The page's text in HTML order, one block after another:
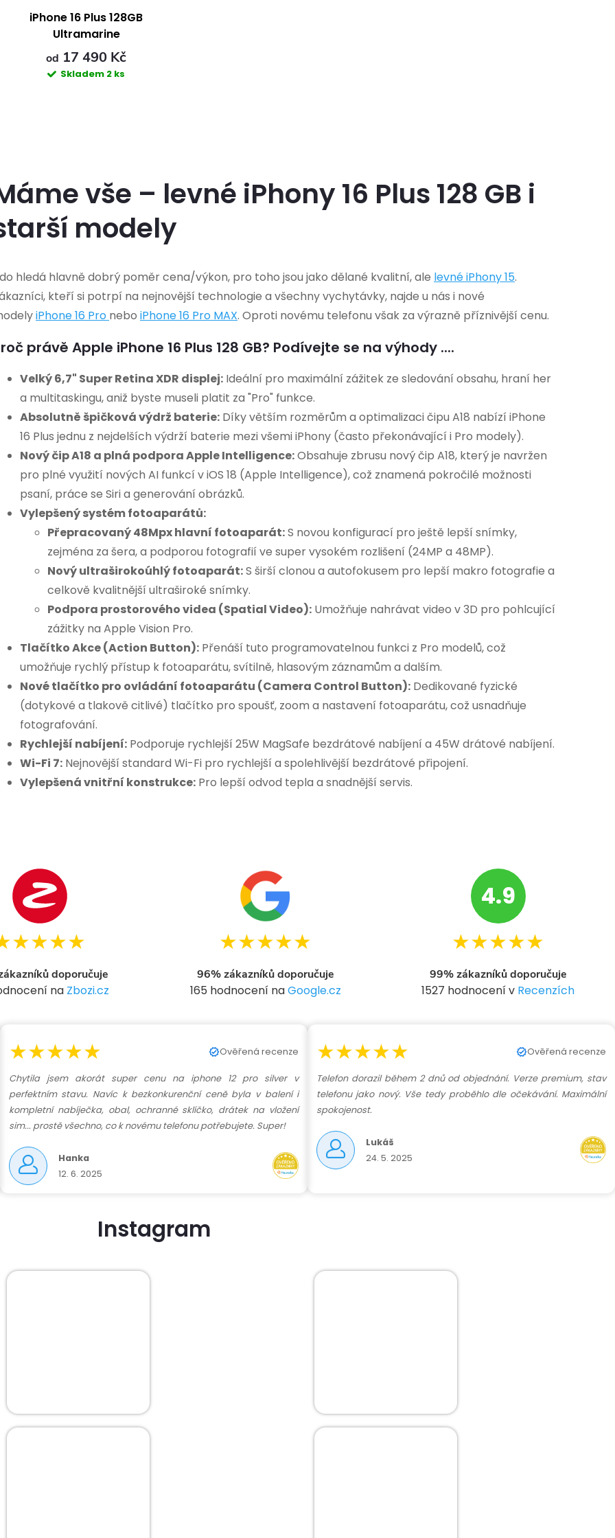
iPhone 16 Plus 128GB
Ultramarine
od 17 490 Kč
Skladem 2 ks
vše – levné iPhony 16 Plus 128 GB i
modely
hledá hlavně dobrý poměr cena/výkon, pro toho jsou jako dělané kvalitní, ale levné iPhony 15.
kteří si potrpí na nejnovější technologie a všechny vychytávky, najde u nás i nové
iPhone 16 Pro nebo iPhone 16 Pro MAX. Oproti novému telefonu však za výrazně příznivější cenu.
právě Apple iPhone 16 Plus 128 GB? Podívejte se na výhody ....
Velký 6,7" Super Retina XDR displej: Ideální pro maximální zážitek ze sledování obsahu, hraní her
a multitaskingu, aniž byste museli platit za "Pro" funkce.
Absolutně špičková výdrž baterie: Díky větším rozměrům a optimalizaci čipu A18 nabízí iPhone
16 Plus jednu z nejdelších výdrží baterie mezi všemi iPhony (často překonávající i Pro modely).
Nový čip A18 a plná podpora Apple Intelligence:Obsahuje zbrusu nový čip A18, který je navržen
pro plné využití nových AI funkcí v iOS 18 (Apple Intelligence), což znamená pokročilé možnosti
psaní, práce se Siri a generování obrázků.
Vylepšený systém fotoaparátů:
Přepracovaný 48Mpx hlavní fotoaparát:S novou konfigurací pro ještě lepší snímky,
zejména za šera, a podporou fotografií ve super vysokém rozlišení (24MP a 48MP).
Nový ultraširokoúhlý fotoaparát:S širší clonou a autofokusem pro lepší makro fotografie a
celkově kvalitnější ultraširoké snímky.
Podpora prostorového videa (Spatial Video): Umožňuje nahrávat video v 3D pro pohlcující
zážitky na Apple Vision Pro.
Tlačítko Akce (Action Button): Přenáší tuto programovatelnou funkci z Pro modelů, což
umožňuje rychlý přístup k fotoaparátu, svítilně, hlasovým záznamům a dalším.
Nové tlačítko pro ovládání fotoaparátu (Camera Control Button): Dedikované fyzické
(dotykové a tlakově citlivé) tlačítko pro spoušť, zoom a nastavení fotoaparátu, což usnadňuje
fotografování.
Rychlejší nabíjení: Podporuje rychlejší 25W MagSafe bezdrátové nabíjení a 45W drátové nabíjení.
Wi-Fi 7: Nejnovější standard Wi-Fi pro rychlejší a spolehlivější bezdrátové připojení.
Vylepšená vnitřní konstrukce: Pro lepší odvod tepla a snadnější servis.
doporučuje
na Zbozi.cz
★★★★★
96% zákazníků doporučuje
165 hodnocení naGoogle.cz
4.9
★★★★★
99% zákazníků doporučuje
1527 hodnocení v Recenzích
★★★★★ Ověřená recenze
Chytila jsem akorát super cenu na iphone 12 pro silver v
perfektním stavu. Navíc k bezkonkurenční ceně byla v balení i
kompletní nabíječka, obal, ochranné sklíčko, drátek na vložení
sim... prostě všechno, co k novému telefonu potřebujete. Super!
Hanka
12. 6. 2025
★★★★★ Ověřená recenze
Telefon dorazil během 2 dnů od objednání. Verze premium, stav
telefonu jako nový. Vše tedy proběhlo dle očekávání. Maximální
spokojenost.
Lukáš
24. 5. 2025
Instagram